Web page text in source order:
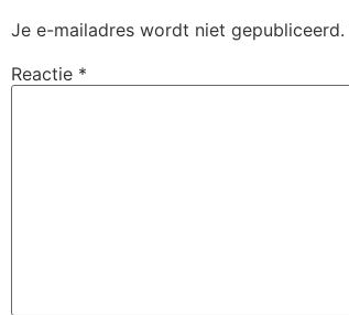
Je e-mailadres wordt niet gepubliceerd.
Reactie *